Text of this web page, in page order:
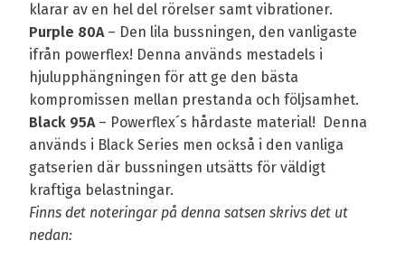
klarar av en hel del rörelser samt vibrationer.
Purple 80A– Den lila bussningen, den vanligaste
ifrån powerflex! Denna används mestadels i
hjulupphängningen för att ge den bästa
kompromissen mellan prestanda och följsamhet.
Black 95A– Powerflex´s hårdaste material! Denna
används i Black Series men också i den vanliga
gatserien där bussningen utsätts för väldigt
kraftiga belastningar.
Finns det noteringar på denna satsen skrivs det ut
nedan: